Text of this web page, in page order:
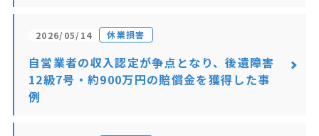
2026/05/14 休業損害
自営業者の収入認定が争点となり、後遺障害
12級7号・約900万円の賠償金を獲得した事
例